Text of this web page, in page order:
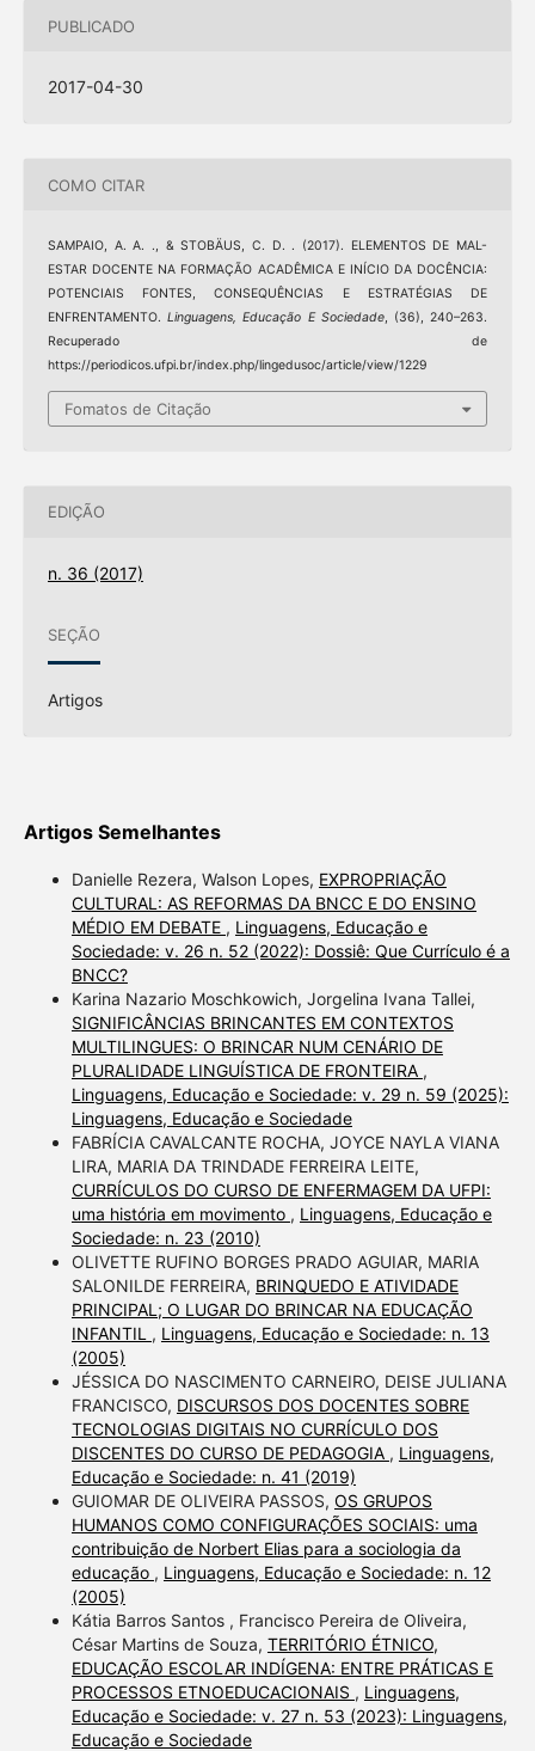
PUBLICADO
2017-04-30
COMO CITAR
SAMPAIO, A. A. ., & STOBÄUS, C. D. . (2017). ELEMENTOS DE MAL-
ESTAR DOCENTE NA FORMAÇÃO ACADÊMICA E INÍCIO DA DOCÊNCIA:
POTENCIAIS FONTES, CONSEQUÊNCIAS E ESTRATÉGIAS DE
ENFRENTAMENTO.Linguagens, Educação E Sociedade, (36), 240–263.
Recuperado de
https://periodicos.ufpi.br/index.php/lingedusoc/article/view/1229
Fomatos de Citação
EDIÇÃO
n. 36 (2017)
SEÇÃO
Artigos
Artigos Semelhantes
Danielle Rezera, Walson Lopes, EXPROPRIAÇÃO
CULTURAL: AS REFORMAS DA BNCC E DO ENSINO
MÉDIO EM DEBATE , Linguagens, Educação e
Sociedade: v. 26 n. 52 (2022): Dossiê: Que Currículo é a
BNCC?
Karina Nazario Moschkowich, Jorgelina Ivana Tallei,
SIGNIFICÂNCIAS BRINCANTES EM CONTEXTOS
MULTILINGUES: O BRINCAR NUM CENÁRIO DE
PLURALIDADE LINGUÍSTICA DE FRONTEIRA ,
Linguagens, Educação e Sociedade: v. 29 n. 59 (2025):
Linguagens, Educação e Sociedade
FABRÍCIA CAVALCANTE ROCHA, JOYCE NAYLA VIANA
LIRA, MARIA DA TRINDADE FERREIRA LEITE,
CURRÍCULOS DO CURSO DE ENFERMAGEM DA UFPI:
uma história em movimento , Linguagens, Educação e
Sociedade: n. 23 (2010)
OLIVETTE RUFINO BORGES PRADO AGUIAR, MARIA
SALONILDE FERREIRA, BRINQUEDO E ATIVIDADE
PRINCIPAL; O LUGAR DO BRINCAR NA EDUCAÇÃO
INFANTIL , Linguagens, Educação e Sociedade: n. 13
(2005)
JÉSSICA DO NASCIMENTO CARNEIRO, DEISE JULIANA
FRANCISCO, DISCURSOS DOS DOCENTES SOBRE
TECNOLOGIAS DIGITAIS NO CURRÍCULO DOS
DISCENTES DO CURSO DE PEDAGOGIA , Linguagens,
Educação e Sociedade: n. 41 (2019)
GUIOMAR DE OLIVEIRA PASSOS, OS GRUPOS
HUMANOS COMO CONFIGURAÇÕES SOCIAIS: uma
contribuição de Norbert Elias para a sociologia da
educação , Linguagens, Educação e Sociedade: n. 12
(2005)
Kátia Barros Santos , Francisco Pereira de Oliveira,
César Martins de Souza, TERRITÓRIO ÉTNICO,
EDUCAÇÃO ESCOLAR INDÍGENA: ENTRE PRÁTICAS E
PROCESSOS ETNOEDUCACIONAIS , Linguagens,
Educação e Sociedade: v. 27 n. 53 (2023): Linguagens,
Educação e Sociedade